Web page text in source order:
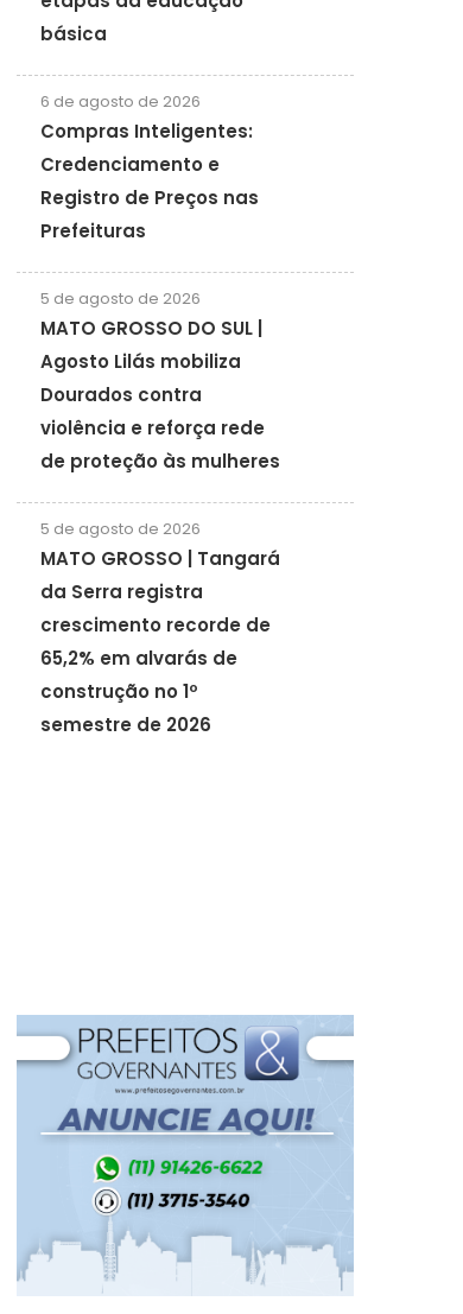
básica
6 de agosto de 2026
Compras Inteligentes:
Credenciamento e
Registro de Preços nas
Prefeituras
5 de agosto de 2026
MATO GROSSO DO SUL |
Agosto Lilás mobiliza
Dourados contra
violência e reforça rede
de proteção às mulheres
5 de agosto de 2026
MATO GROSSO | Tangará
da Serra registra
crescimento recorde de
65,2% em alvarás de
construção no 1º
semestre de 2026